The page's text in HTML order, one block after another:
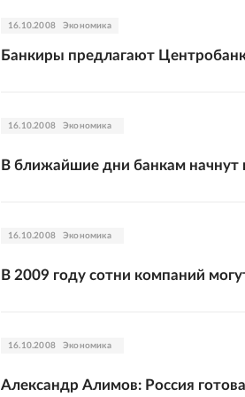
16.10.2008 Экономика
Банкиры предлагают
16.10.2008 Экономика
В ближайшие дни банкам начнут
16.10.2008 Экономика
В 2009 году сотни компаний
16.10.2008 Экономика
Александр Алимов: Россия